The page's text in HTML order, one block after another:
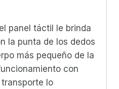
panel táctil le brinda
la punta de los dedos
más pequeño de la
con
lo